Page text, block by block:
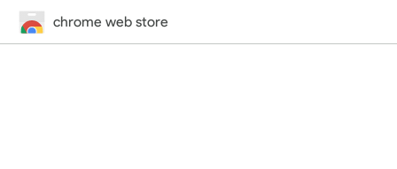
chrome web store